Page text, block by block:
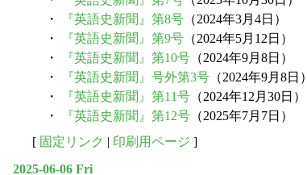
・
『英語史新聞』第8号 （2024年3月4日）
・
『英語史新聞』第9号 （2024年5月12日）
・
『英語史新聞』第10号 （2024年9月8日）
・
『英語史新聞』号外第3号 （2024年9月8日）
・
『英語史新聞』第11号 （2024年12月30日）
・
『英語史新聞』第12号 （2025年7月7日）
[ 固定リンク | 印刷用ページ ]
2025-06-06 Fri